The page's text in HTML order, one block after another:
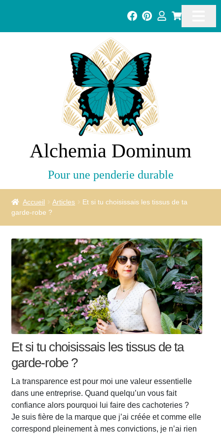
Alchemia Dominum
Pour une penderie durable
Accueil Articles
Et si tu choisissais les tissus de ta
garde-robe ?
Et si tu choisissais les tissus de ta
garde-robe ?
La transparence est pour moi une valeur essentielle
dans une entreprise. Quand quelqu’un vous fait
confiance alors pourquoi lui faire des cachoteries ?
Je suis fière de la marque que j’ai créée et comme elle
correspond pleinement à mes convictions, je n’ai rien